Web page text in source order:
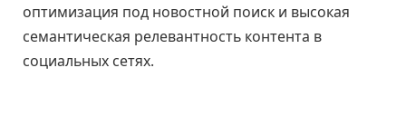
оптимизация под новостной поиск и высокая
семантическая релевантность контента в
социальных сетях.